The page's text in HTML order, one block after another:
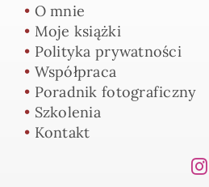
• O mnie
• Moje książki
• Polityka prywatności
• Współpraca
• Poradnik fotograficzny
• Szkolenia
• Kontakt